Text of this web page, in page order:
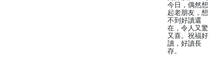
今日，偶然想
起老朋友，想
不到好讀還
在，令人又驚
又喜。祝福好
讀，好讀長
存。